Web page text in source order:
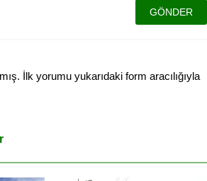
İlk yorumu yukarıdaki form aracılığıyla